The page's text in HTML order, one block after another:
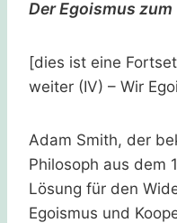
Der Egoismus
[dies ist eine
weiter (IV) – Wir
Adam Smith, der
Philosoph aus dem
Lösung für den
Egoismus und